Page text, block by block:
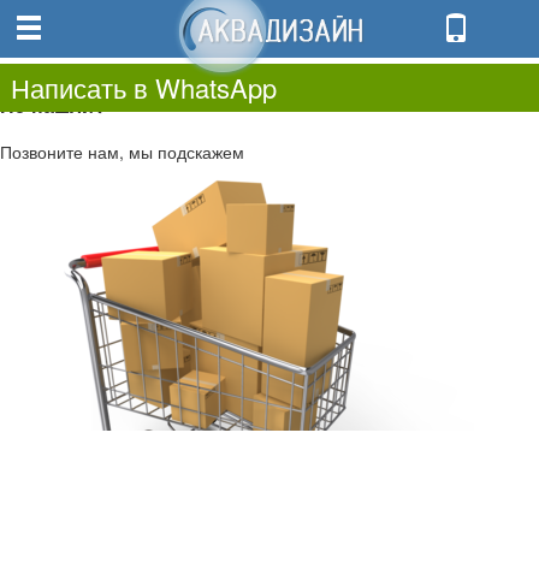
0.00
0
Не нашли?
Позвоните нам, мы подскажем
Написать в WhatsApp